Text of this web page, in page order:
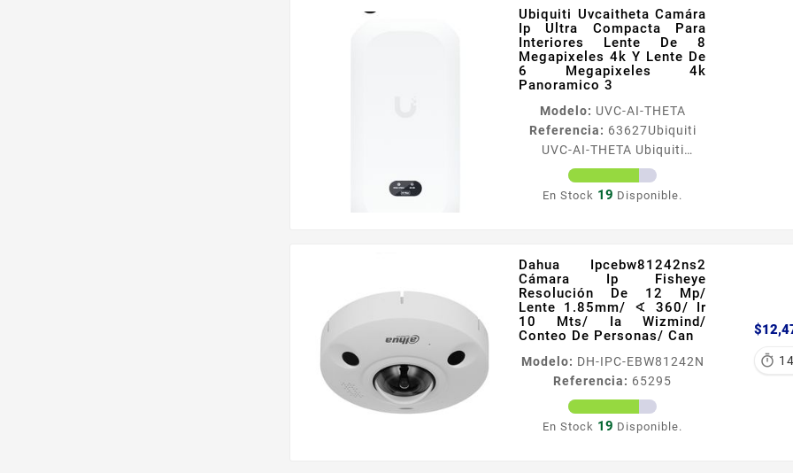
H265 WiseStream II Mediante
WiseStream II la
tecnologiacutea de
compresioacuten de
viacutedeo de Hanwha
Techwin la serie Wisenet X
reduce el almacenamiento de
datos hasta un 99 en
comparacioacuten con la
actual tecnologiacutea
Ubiquiti Uvcaitheta Camára
Ip Ultra Compacta Para
Interiores Lente De 8
Megapixeles 4k Y Lente De
6 Megapixeles 4k
Panoramico 3
Modelo: UVC-AI-THETA
Referencia: 63627Ubiquiti
UVC-AI-THETA Ubiquiti
Uvcaitheta Camára Ip Ultra
Compacta Para Interiores
General Es una cámara de
seguridad discreta con
caracteristicas avanzadas El
kit incluye una AI Theta una
lente gran angular una lente
360° y dos soportes estándar
Con resolución de 9MP en la
lente de 360° y 8MP en la
lente gran...
En Stock 19 Disponible.
Dahua Ipcebw81242ns2
Cámara Ip Fisheye
Resolución De 12 Mp/
Lente 1.85mm/ ∢ 360/ Ir
10 Mts/ Ia Wizmind/
Conteo De Personas/ Can
Modelo: DH-IPC-EBW81242N
Referencia: 65295
En Stock 19 Disponible.
